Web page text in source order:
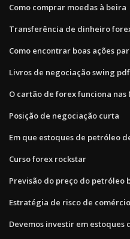
Como comprar moedas à beira
Transferência de dinheiro
Como encontrar boas ações
Livros de negociação swing pdf
O cartão de forex funciona nas
Posição de negociação curta
Em que estoques de petróleo
Curso forex rockstar
Previsão do preço do petróleo
Estratégia de risco de comércio
Devemos investir em estoques